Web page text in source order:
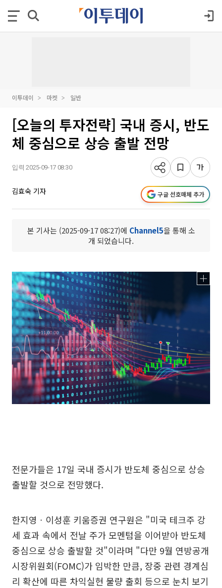
이투데이 마켓 일반
[오늘의 투자전략] 국내 증시, 반도
체 중심으로 상승 출발 전망
입력 2025-09-17 08:30
김효숙 기자 구글 선호매체 추가
본 기사는 (2025-09-17 08:27)에 Channel5을 통해 소
개 되었습니다.
전문가들은 17일 국내 증시가 반도체 중심으로 상승
출발할 것으로 전망했다.
한지영ㆍ이성훈 키움증권 연구원은 "미국 테크주 강
세 효과 속에서 전날 주가 모멘텀을 이어받아 반도체
중심으로 상승 출발할 것"이라며 "다만 9월 연방공개
시장위원회(FOMC)가 임박한 만큼, 장중 관련 경계심
리 확산에 따른 차익실현 물량 출회 등으로 눈치 보기